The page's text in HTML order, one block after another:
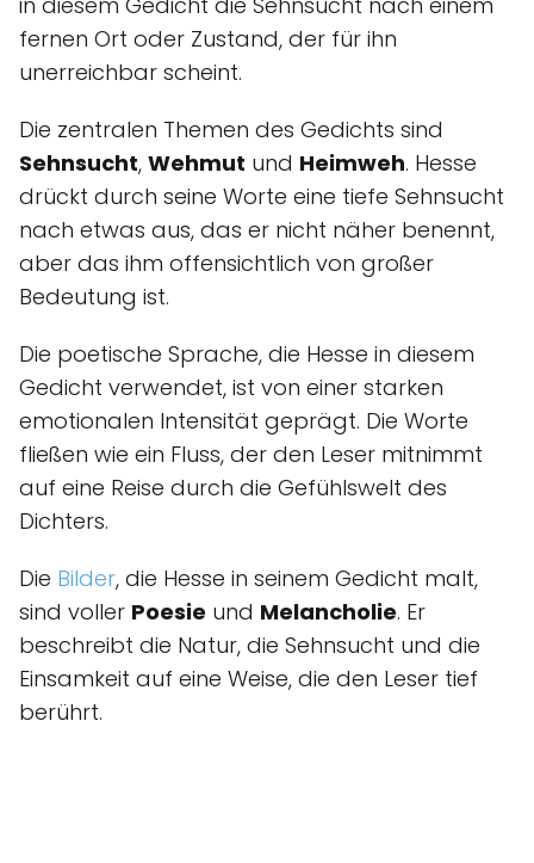
fernen Ort oder Zustand, der für ihn
unerreichbar scheint.
Die zentralen Themen des Gedichts sind
Sehnsucht, Wehmut und Heimweh. Hesse
drückt durch seine Worte eine tiefe Sehnsucht
nach etwas aus, das er nicht näher benennt,
aber das ihm offensichtlich von großer
Bedeutung ist.
Die poetische Sprache, die Hesse in diesem
Gedicht verwendet, ist von einer starken
emotionalen Intensität geprägt. Die Worte
fließen wie ein Fluss, der den Leser mitnimmt
auf eine Reise durch die Gefühlswelt des
Dichters.
Die Bilder, die Hesse in seinem Gedicht malt,
sind voller Poesie und Melancholie. Er
beschreibt die Natur, die Sehnsucht und die
Einsamkeit auf eine Weise, die den Leser tief
berührt.